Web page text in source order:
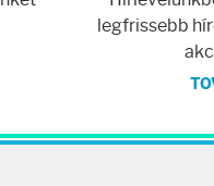
legfrissebb